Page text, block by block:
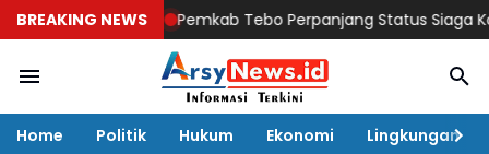
BREAKING NEWSPemkab Tebo Perpanjang Status Siaga Karhutla
Home Politik Hukum Ekonomi Lingkungan